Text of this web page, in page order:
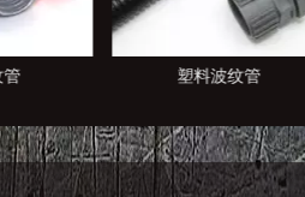
塑料波纹管